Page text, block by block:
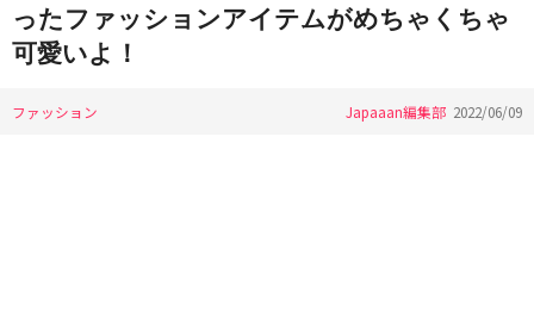
ったファッションアイテムがめちゃくちゃ
可愛いよ！
ファッション Japaaan編集部 2022/06/09